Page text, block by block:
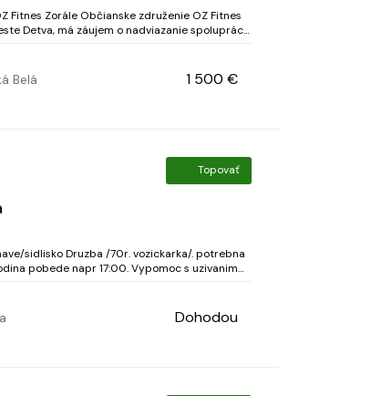
Fitnes Zorále Občianske združenie OZ Fitnes
Detva, má záujem o nadviazanie spolupráce
Belá 1 500 €
Topovať
sidlisko Druzba /70r. vozickarka/. potrebna
pobede napr 17:00. Vypomoc s uzivanim
Dohodou